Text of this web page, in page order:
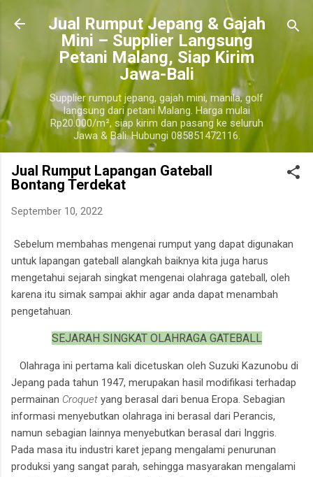
Langsung ke konten utama
​Jual Rumput Jepang & Gajah
Mini – Supplier Langsung
Petani Malang, Siap Kirim
Jawa-Bali
Supplier rumput jepang, gajah mini, manila, golf
langsung dari petani Malang. Harga mulai
Rp20.000/m², siap kirim dan pasang ke seluruh
Jawa & Bali. Hubungi 085851472116.
Jual Rumput Lapangan Gateball
Bontang Terdekat
September 10, 2022
Sebelum membahas mengenai rumput yang dapat digunakan
untuk lapangan gateball alangkah baiknya kita juga harus
mengetahui sejarah singkat mengenai olahraga gateball, oleh
karena itu simak sampai akhir agar anda dapat menambah
pengetahuan.
SEJARAH SINGKAT OLAHRAGA GATEBALL
Olahraga ini pertama kali dicetuskan oleh Suzuki Kazunobu di
Jepang pada tahun 1947, merupakan hasil modifikasi terhadap
permainan Croquet yang berasal dari benua Eropa. Sebagian
informasi menyebutkan olahraga ini berasal dari Perancis,
namun sebagian lainnya menyebutkan berasal dari Inggris.
Pada masa itu industri karet jepang mengalami penurunan
produksi yang sangat parah, sehingga masyarakan mengalami